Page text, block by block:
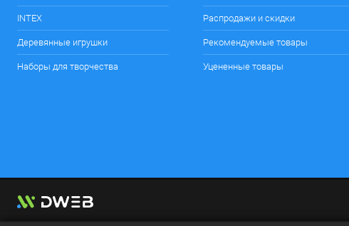
INTEX
Деревянные игрушки
Наборы для творчества
Распродажи и скидки
Рекомендуемые товары
Уцененные товары